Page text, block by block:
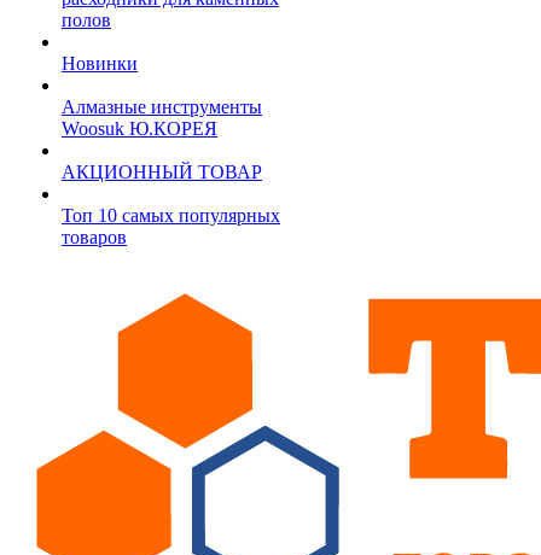
полов
Новинки
Алмазные инструменты
Woosuk Ю.КОРЕЯ
АКЦИОННЫЙ ТОВАР
Топ 10 самых популярных
товаров